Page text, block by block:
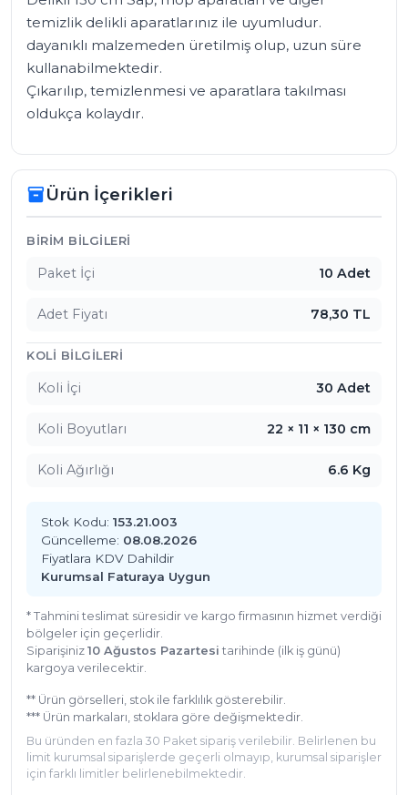
temizlik delikli aparatlarınız ile uyumludur.
dayanıklı malzemeden üretilmiş olup, uzun süre
kullanabilmektedir.
Çıkarılıp, temizlenmesi ve aparatlara takılması
oldukça kolaydır.
inventory_2Ürün İçerikleri
Ürün İçerikleri
BIRIM BILGILERI
Paket İçi 10 Adet
Adet Fiyatı 78,30 TL
KOLI BILGILERI
Koli İçi 30 Adet
Koli Boyutları 22 × 11 × 130 cm
Koli Ağırlığı 6.6 Kg
Stok Kodu: 153.21.003
Güncelleme: 08.08.2026
Fiyatlara KDV Dahildir
Kurumsal Faturaya Uygun
* Tahmini teslimat süresidir ve kargo firmasının hizmet verdiği
bölgeler için geçerlidir.
Siparişiniz 10 Ağustos Pazartesi tarihinde (ilk iş günü)
kargoya verilecektir.
** Ürün görselleri, stok ile farklılık gösterebilir.
*** Ürün markaları, stoklara göre değişmektedir.
Bu üründen en fazla 30 Paket sipariş verilebilir. Belirlenen bu
limit kurumsal siparişlerde geçerli olmayıp, kurumsal siparişler
için farklı limitler belirlenebilmektedir.